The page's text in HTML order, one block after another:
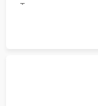
Тщательная
лазера